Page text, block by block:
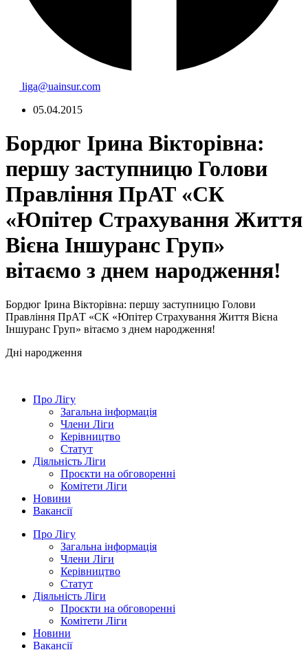
liga@uainsur.com
05.04.2015
Бордюг Ірина Вікторівна:
першу заступницю Голови
Правління ПрАТ «СК
«Юпітер Страхування Життя
Вієна Іншуранс Груп»
вітаємо з днем народження!
Бордюг Ірина Вікторівна: першу заступницю Голови
Правління ПрАТ «СК «Юпітер Страхування Життя Вієна
Іншуранс Груп» вітаємо з днем народження!
Дні народження
Про Лігу
Загальна інформація
Члени Ліги
Керівництво
Статут
Діяльність Ліги
Проєкти на обговоренні
Комітети Ліги
Новини
Вакансії
Про Лігу
Загальна інформація
Члени Ліги
Керівництво
Статут
Діяльність Ліги
Проєкти на обговоренні
Комітети Ліги
Новини
Вакансії